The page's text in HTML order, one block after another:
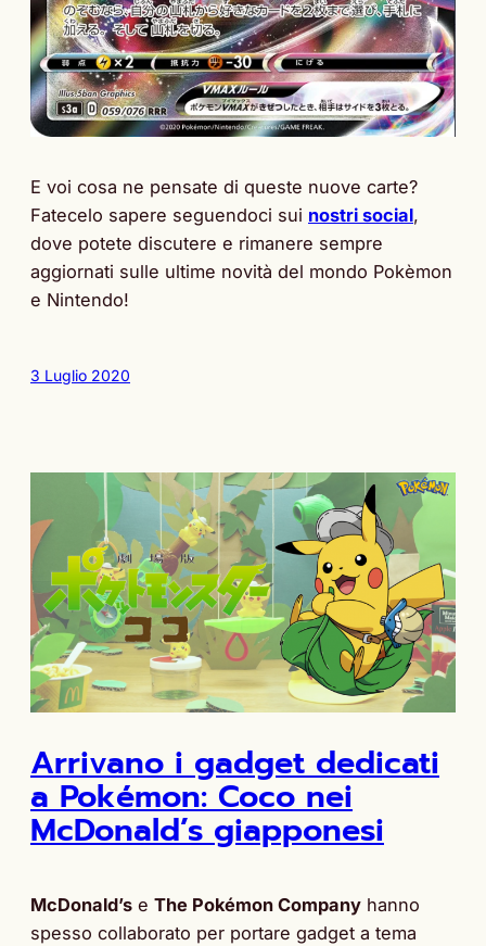
E voi cosa ne pensate di queste nuove carte?
Fatecelo sapere seguendoci sui nostri social,
dove potete discutere e rimanere sempre
aggiornati sulle ultime novità del mondo Pokèmon
e Nintendo!
3 Luglio 2020
Arrivano i gadget dedicati
a Pokémon: Coco nei
McDonald’s giapponesi
McDonald’s e The Pokémon Company hanno
spesso collaborato per portare gadget a tema